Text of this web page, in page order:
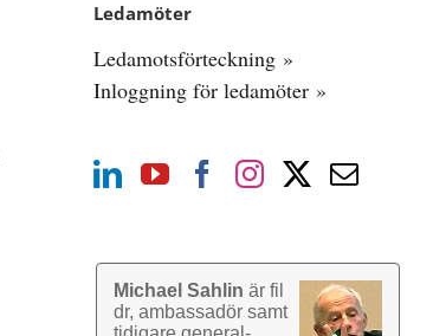
Ledamöter
Ledamotsförteckning »
Inloggning för ledamöter »
Michael Sahlin är fil
dr, ambassadör samt